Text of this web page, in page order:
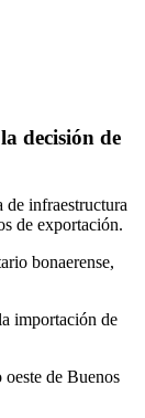
decisión de
infraestructura
de exportación.
bonaerense,
importación de
de Buenos